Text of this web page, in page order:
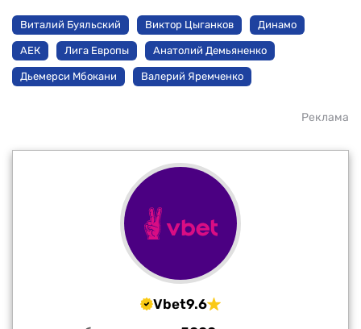
Виталий Буяльский Виктор Цыганков Динамо
АЕК Лига Европы Анатолий Демьяненко
Дьемерси Мбокани Валерий Яремченко
Реклама
Vbet9.6